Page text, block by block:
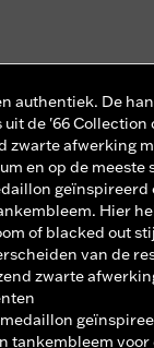
authentiek. De
uit de '66
zwarte afwerking
en op de meeste
geïnspireerd
Hier
of blacked out
van de
zwarte
tankembleem